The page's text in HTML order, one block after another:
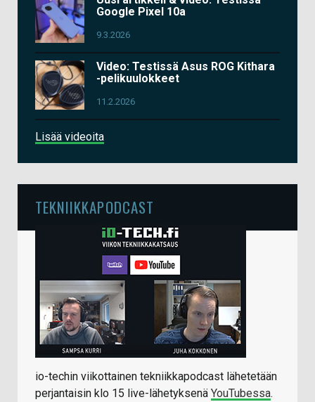
Google Pixel 10a
9.3.2026
Video: Testissä Asus ROG Kithara
-pelikuulokkeet
11.2.2026
Lisää videoita
TEKNIIKKAPODCAST
io-techin viikottainen tekniikkapodcast lähetetään
perjantaisin klo 15 live-lähetyksenä YouTubessa.